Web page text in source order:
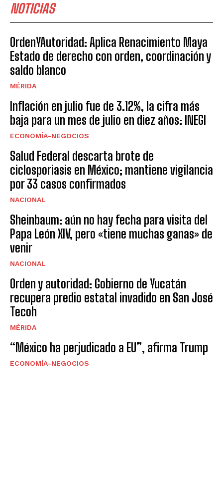
NOTICIAS
OrdenYAutoridad: Aplica Renacimiento Maya
Estado de derecho con orden, coordinación y
saldo blanco
MÉRIDA
Inflación en julio fue de 3.12%, la cifra más
baja para un mes de julio en diez años: INEGI
ECONOMÍA-NEGOCIOS
Salud Federal descarta brote de
ciclosporiasis en México; mantiene vigilancia
por 33 casos confirmados
NACIONAL
Sheinbaum: aún no hay fecha para visita del
Papa León XIV, pero «tiene muchas ganas» de
venir
NACIONAL
Orden y autoridad: Gobierno de Yucatán
recupera predio estatal invadido en San José
Tecoh
MÉRIDA
“México ha perjudicado a EU”, afirma Trump
ECONOMÍA-NEGOCIOS